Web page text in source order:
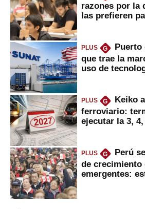
razones por la
las prefieren
PLUS G
Puerto
que trae la
uso de
PLUS G
Keiko
ferroviario:
ejecutar la 3,
PLUS G
Perú
de crecimiento
emergentes: